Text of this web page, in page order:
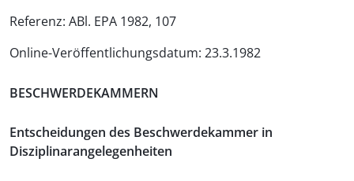
Referenz: ABl. EPA 1982, 107
Online-Veröffentlichungsdatum: 23.3.1982
BESCHWERDEKAMMERN
Entscheidungen des Beschwerdekammer in
Disziplinarangelegenheiten